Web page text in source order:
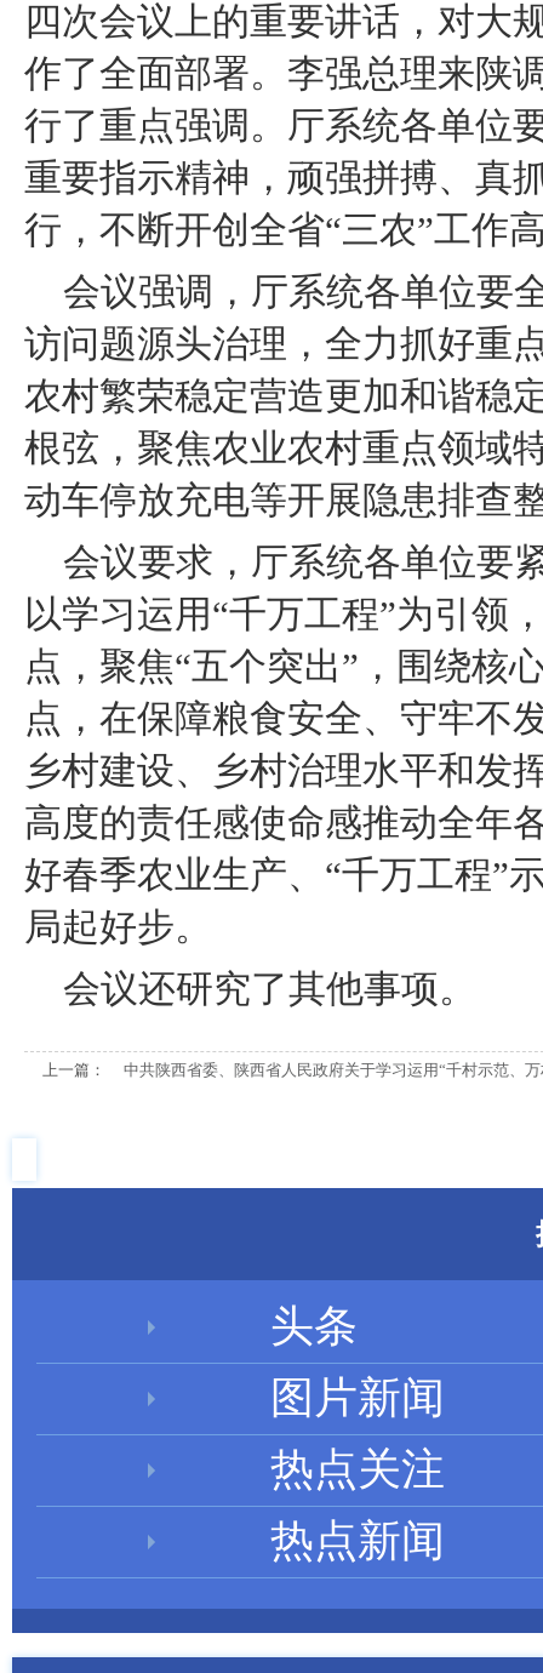
四次会议上的重要讲话，对大
作了全面部署。李强总理来陕
行了重点强调。厅系统各单位
重要指示精神，顽强拼搏、真
行，不断开创全省“三农”工作
会议强调，厅系统各单位要
访问题源头治理，全力抓好重
农村繁荣稳定营造更加和谐稳
根弦，聚焦农业农村重点领域
动车停放充电等开展隐患排查
会议要求，厅系统各单位要
以学习运用“千万工程”为引领
点，聚焦“五个突出”，围绕核
点，在保障粮食安全、守牢不
乡村建设、乡村治理水平和发
高度的责任感使命感推动全年
好春季农业生产、“千万工程”
局起好步。
会议还研究了其他事项。
上一篇： 中共陕西省委、陕西省人民政府关于学习运用“千村示范、
头条
图片新闻
热点关注
热点新闻